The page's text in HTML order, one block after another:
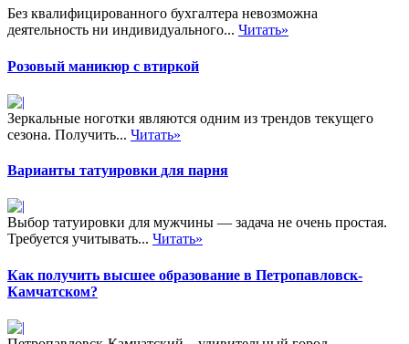
Без квалифицированного бухгалтера невозможна
деятельность ни индивидуального... Читать»
Розовый маникюр с втиркой
Зеркальные ноготки являются одним из трендов текущего
сезона. Получить... Читать»
Варианты татуировки для парня
Выбор татуировки для мужчины — задача не очень простая.
Требуется учитывать... Читать»
Как получить высшее образование в Петропавловск-
Камчатском?